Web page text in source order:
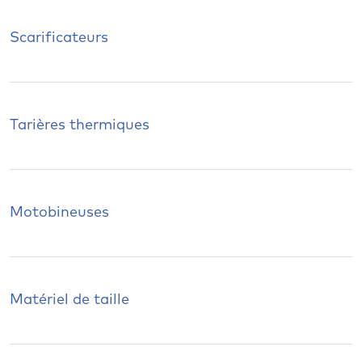
Scarificateurs
Tarières thermiques
Motobineuses
Matériel de taille